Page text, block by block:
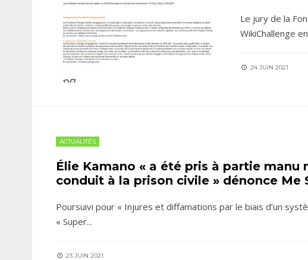
Le jury de la
WikiChallenge
24 JUIN 2021
ACTUALITÉS
Élie Kamano « a été pris à partie
conduit à la prison civile » dénonce Me
Poursuivi pour « Injures et diffamations par le biais d’un
« Super...
23 JUIN 2021